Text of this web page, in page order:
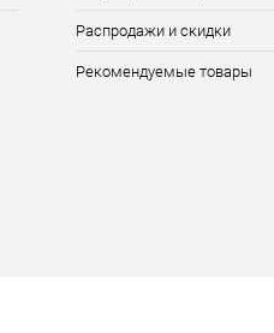
Распродажи и скидки
Рекомендуемые товары